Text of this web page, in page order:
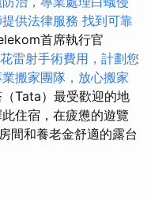
供法律服務 找到可靠
首席執行官
雷射手術費用，計劃您
搬家團隊，放心搬家
Tata）最受歡迎的地
住宿，在疲憊的遊覽
間和養老金舒適的露台